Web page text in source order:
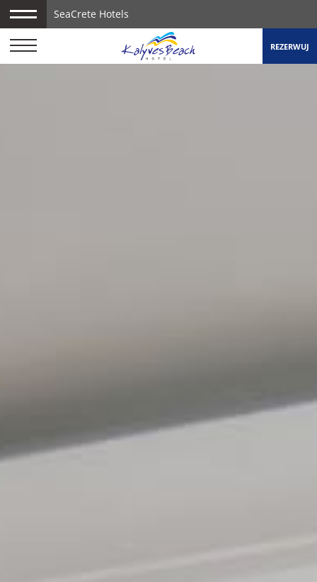
SeaCrete Hotels
REZERWUJ